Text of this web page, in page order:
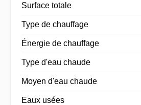
Surface totale
Type de chauffage
Énergie de chauffage
Type d'eau chaude
Moyen d'eau chaude
Eaux usées